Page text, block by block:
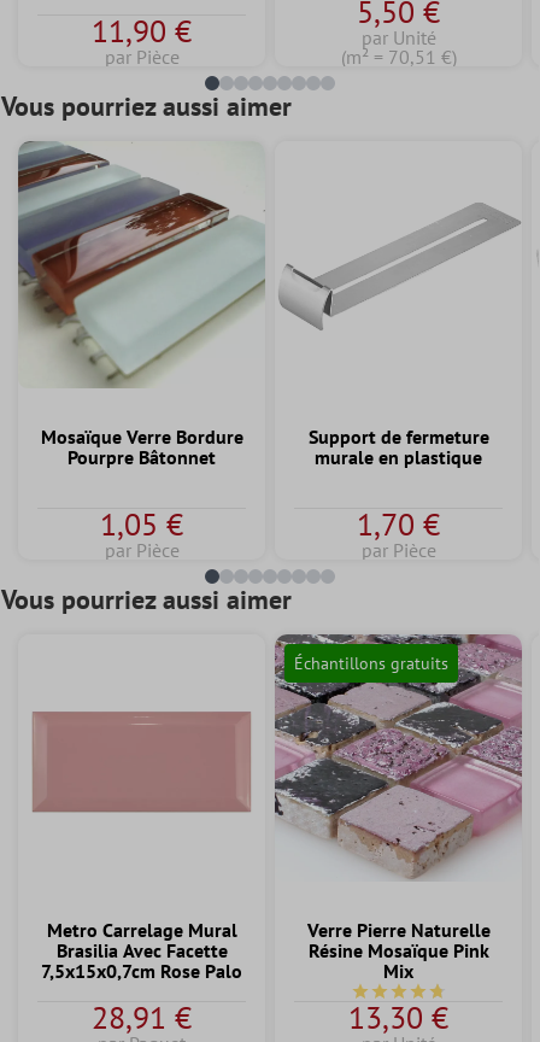
11,90 €
par Pièce
5,50 €
par Unité
(m² = 70,51 €)
Vous pourriez aussi aimer
Mosaïque Verre Bordure
Pourpre Bâtonnet
1,05 €
par Pièce
Support de fermeture
murale en plastique
1,70 €
par Pièce
Vous pourriez aussi aimer
Metro Carrelage Mural
Brasilia Avec Facette
7,5x15x0,7cm Rose Palo
28,91 €
Échantillons gratuits
Verre Pierre Naturelle
Résine Mosaïque Pink
Mix
Note moyenne de 4.7
13,30 €